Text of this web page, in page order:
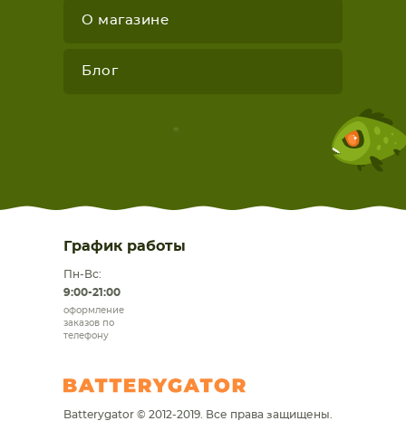
О магазине
Блог
График работы
Пн-Вс:
9:00-21:00
оформление
заказов по
телефону
Batterygator © 2012-2019. Все права защищены.